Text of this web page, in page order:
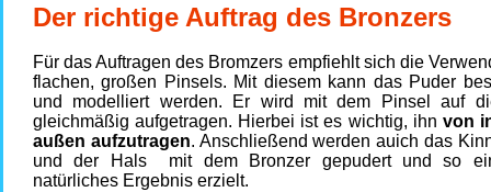
Der richtige Auftrag des Bronzers
Für das Auftragen des Bromzers empfiehlt sich die
flachen, großen Pinsels. Mit diesem kann das Puder
und modelliert werden. Er wird mit dem Pinsel auf
gleichmäßig aufgetragen. Hierbei ist es wichtig, ihn von
außen aufzutragen. Anschließend werden auich das
und der Hals mit dem Bronzer gepudert und so
natürliches Ergebnis erzielt.